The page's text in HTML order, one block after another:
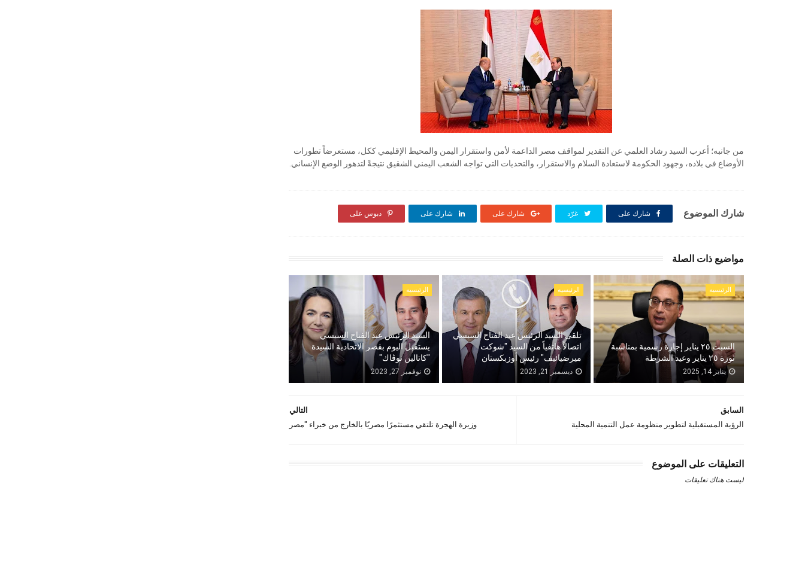
من جانبه؛ أعرب السيد رشاد العلمي عن التقدير لمواقف مصر الداعمة لأمن واستقرار اليمن والمحيط الإقليمي ككل، مستعرضاً تطورات
الأوضاع في بلاده، وجهود الحكومة لاستعادة السلام والاستقرار، والتحديات التي تواجه الشعب اليمني الشقيق نتيجةً لتدهور الوضع الإنساني.
شارك الموضوع شارك على غرّد شارك على شارك على دبوس على
مواضيع ذات الصلة
الرئيسيه
السبت ٢٥ يناير إجازة رسمية بمناسبة
ثورة ٢٥ يناير وعيد الشرطة
يناير 14, 2025
الرئيسيه
تلقى السيد الرئيس عبد الفتاح السيسي
اتصالاً هاتفياً من السيد "شوكت
ميرضيائيف" رئيس أوزبكستان
ديسمبر 21, 2023
الرئيسيه
السيد الرئيس عبد الفتاح السيسي
يستقبل اليوم بقصر الاتحادية السيدة
"كاتالين نوڤاك"
نوفمبر 27, 2023
التالي
وزيرة الهجرة تلتقي مستثمرًا مصريًا بالخارج من خبراء "مصر
السابق
الرؤية المستقبلية لتطوير منظومة عمل التنمية المحلية
التعليقات على الموضوع
ليست هناك تعليقات